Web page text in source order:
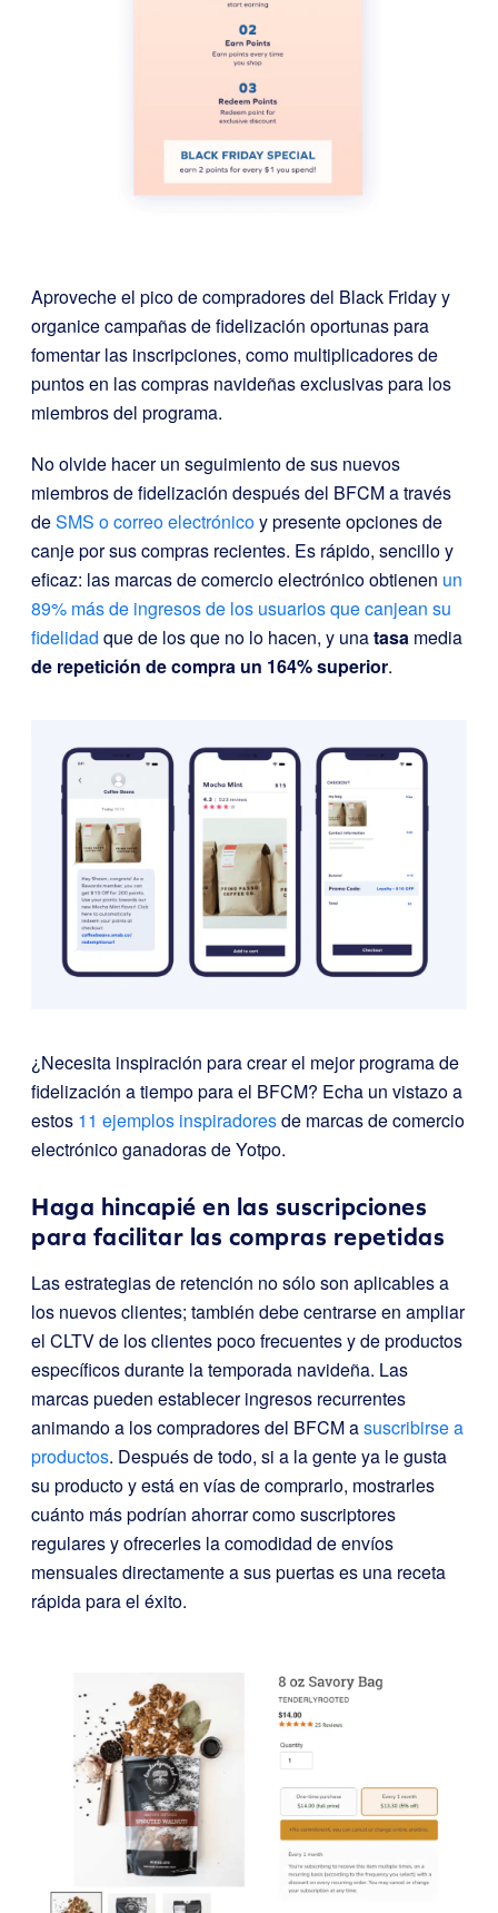
Aproveche el pico de compradores del Black Friday y
organice campañas de fidelización oportunas para
fomentar las inscripciones, como multiplicadores de
puntos en las compras navideñas exclusivas para los
miembros del programa.
No olvide hacer un seguimiento de sus nuevos
miembros de fidelización después del BFCM a través
deSMS o correo electrónicoy presente opciones de
canje por sus compras recientes. Es rápido, sencillo y
eficaz: las marcas de comercio electrónico obtienen un
89% más de ingresos de los usuarios que canjean su
fidelidad que de los que no lo hacen, y unatasa media
de repetición de compra un 164% superior.
¿Necesita inspiración para crear el mejor programa de
fidelización a tiempo para el BFCM? Echa un vistazo a
estos 11 ejemplos inspiradoresde marcas de comercio
electrónico ganadoras de Yotpo.
Haga hincapié en las suscripciones
para facilitar las compras repetidas
Las estrategias de retención no sólo son aplicables a
los nuevos clientes; también debe centrarse en ampliar
el CLTV de los clientes poco frecuentes y de productos
específicos durante la temporada navideña. Las
marcas pueden establecer ingresos recurrentes
animando a los compradores del BFCM asuscribirse a
productos. Después de todo, si a la gente ya le gusta
su producto y está en vías de comprarlo, mostrarles
cuánto más podrían ahorrar como suscriptores
regulares y ofrecerles la comodidad de envíos
mensuales directamente a sus puertas es una receta
rápida para el éxito.